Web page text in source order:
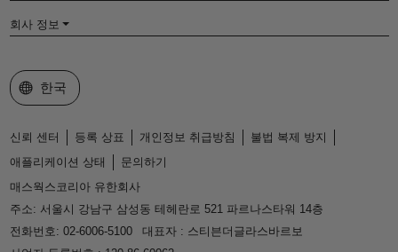
회사 정보
웹사이트 선택
한국
신뢰 센터 등록 상표 개인정보 취급방침
불법 복제 방지
애플리케이션 상태
문의하기
매스웍스코리아 유한회사
주소: 서울시 강남구 삼성동 테헤란로 521 파르나스타워 14층
전화번호: 02-6006-5100
대표자 : 스티븐더글라스바르보